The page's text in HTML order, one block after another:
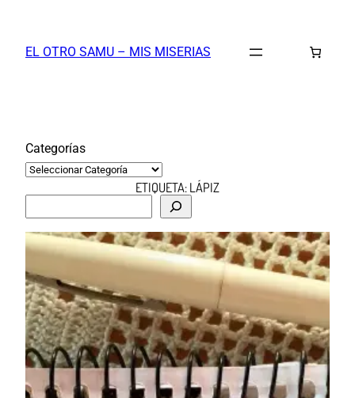
contenido
EL OTRO SAMU – MIS MISERIAS
Categorías
ETIQUETA:LÁPIZ
s
a
r